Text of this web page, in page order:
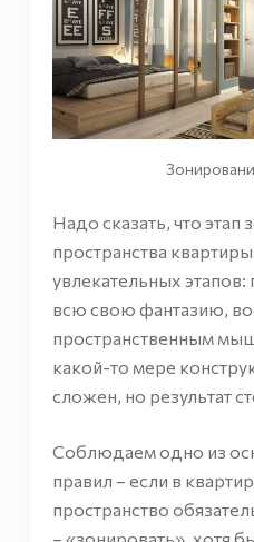
Надо сказать, что этап
пространства
увлекательных
всю свою фантазию,
пространственным
какой-то мере
сложен, но результат
Соблюдаем одно из
правил – если в
пространство
– «зонировать», хотя